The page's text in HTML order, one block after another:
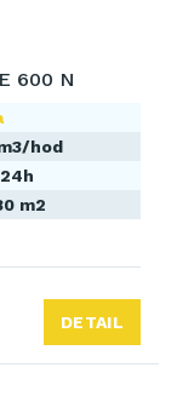
600 N
hod
m2
DETAIL